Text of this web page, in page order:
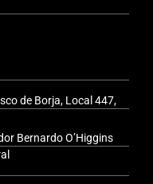
de Borja, Local 447,
Bernardo O’Higgins